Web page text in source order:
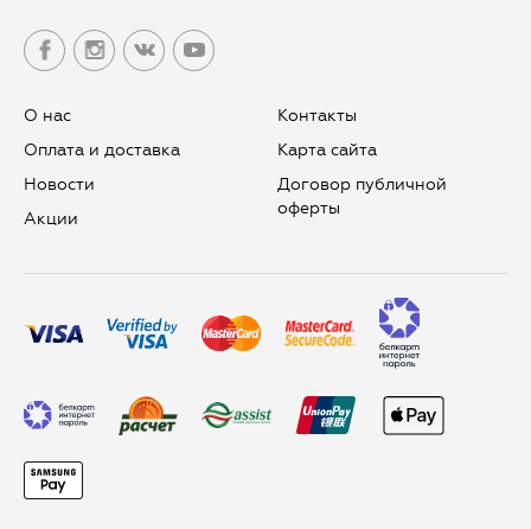
О нас
Оплата и доставка
Новости
Aкции
Контакты
Карта сайта
Договор публичной
оферты